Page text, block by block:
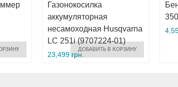
Газонокосилка
аккумуляторная
несамоходная Husqvarna
LC 251i (9707224-01)
23,499 грн.
ДОБАВИТЬ В КОРЗИНУ